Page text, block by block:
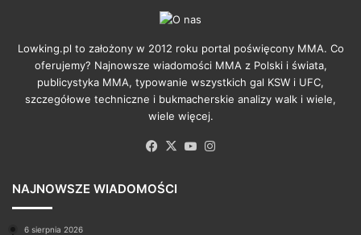
Lowking.pl to założony w 2012 roku portal poświęcony MMA. Co
oferujemy? Najnowsze wiadomości MMA z Polski i świata,
publicystyka MMA, typowanie wszystkich gal KSW i UFC,
szczegółowe techniczne i bukmacherskie analizy walk i wiele,
wiele więcej.
Facebook
X YouTube
NAJNOWSZE WIADOMOŚCI
6 sierpnia 2026